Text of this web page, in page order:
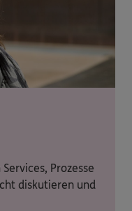
Prozesse
diskutieren und